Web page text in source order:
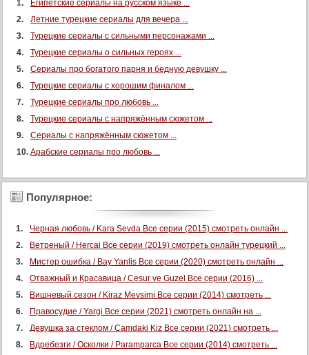
Египетские сериалы на русском языке ...
Летние турецкие сериалы для вечера ...
Турецкие сериалы с сильными персонажами ...
Турецкие сериалы о сильных героях ...
Сериалы про богатого парня и бедную девушку ...
Турецкие сериалы с хорошим финалом ...
Турецкие сериалы про любовь ...
Турецкие сериалы с напряжённым сюжетом ...
Сериалы с напряжённым сюжетом ...
Арабские сериалы про любовь ...
Популярное:
Черная любовь / Kara Sevda Все серии (2015) смотреть онлайн ...
Ветреный / Hercai Все серии (2019) смотреть онлайн турецкий ...
Мистер ошибка / Bay Yanlis Все серии (2020) смотреть онлайн ...
Отважный и Красавица / Cesur ve Guzel Все серии (2016) ...
Вишневый сезон / Kiraz Mevsimi Все серии (2014) смотреть ...
Правосудие / Yargi Все серии (2021) смотреть онлайн на ...
Девушка за стеклом / Camdaki Kiz Все серии (2021) смотреть ...
Вдребезги / Осколки / Paramparca Все серии (2014) смотреть ...